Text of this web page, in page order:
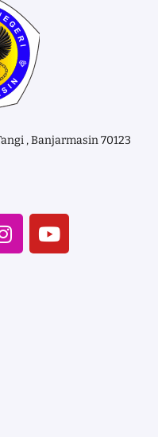
, Banjarmasin 70123